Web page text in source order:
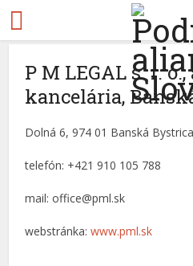
P M LEGAL s. r.
kancelária,
Dolná 6, 974 01 Banská Bystrica
telefón: +421 910 105 788
mail: office@pml.sk
webstránka:www.pml.sk